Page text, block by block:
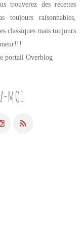
MOI
trouverez des recettes
toujours raisonnables,
classiques mais toujours
portail Overblog